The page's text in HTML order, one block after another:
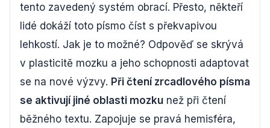
tento zavedený systém obrací. Přesto, někteří
lidé dokáží toto písmo číst s překvapivou
lehkostí. Jak je to možné? Odpověď se skrývá
v plasticitě mozku a jeho schopnosti adaptovat
se na nové výzvy. Při čtení zrcadlového písma
se aktivují jiné oblasti mozku než při čtení
běžného textu. Zapojuje se pravá hemisféra,